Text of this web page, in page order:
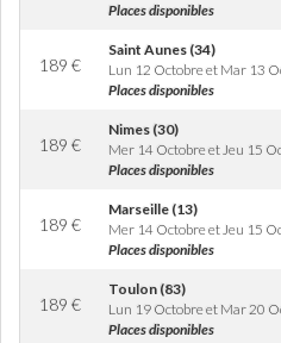
Places disponibles
189 €
Saint Aunes (34)
Lun 12 Octobre et Mar 13
Places disponibles
189 €
Nimes (30)
Mer 14 Octobre et Jeu 15
Places disponibles
189 €
Marseille (13)
Mer 14 Octobre et Jeu 15
Places disponibles
189 €
Toulon (83)
Lun 19 Octobre et Mar 20
Places disponibles